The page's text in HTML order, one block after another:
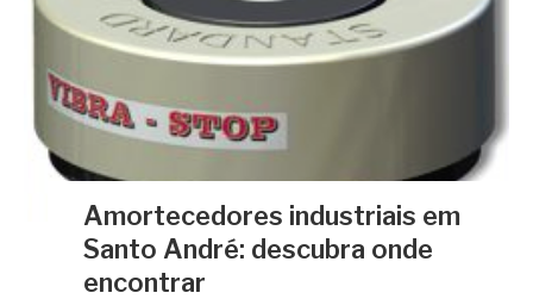
Amortecedores industriais em
Santo André: descubra onde
encontrar